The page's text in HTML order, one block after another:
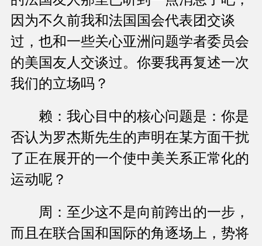
因为不久前我和法国国会代表团交谈
过，也和一些关心亚洲问题学者委员会
的美国友人交谈过。你要我再复述一次
我们的立场吗？
赖：我心目中的核心问题是：你是
否认为罗杰斯先生的声明在某方面干扰
了正在展开的一个使中美关系正常化的
运动呢？
周：至少这不是向前跨出的一步，
而且在联合国和国际的角逐场上，势将